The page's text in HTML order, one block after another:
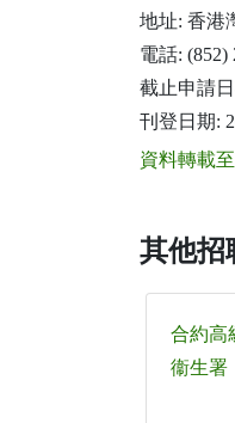
地址: 香港
電話: (852)
截止申請
刊登日期:
資料轉載
其他招
合約高
衞生署